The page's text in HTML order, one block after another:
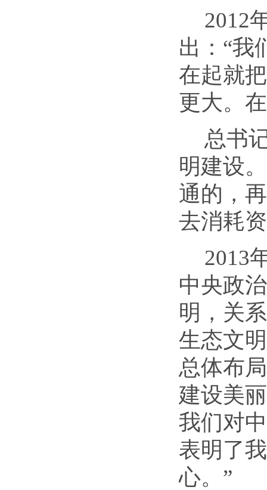
2012
出：“我
在起就
更大。
总书
明建设
通的，
去消耗
2013
中央政
明，关
生态文
总体布
建设美
我们对
表明了
心。”